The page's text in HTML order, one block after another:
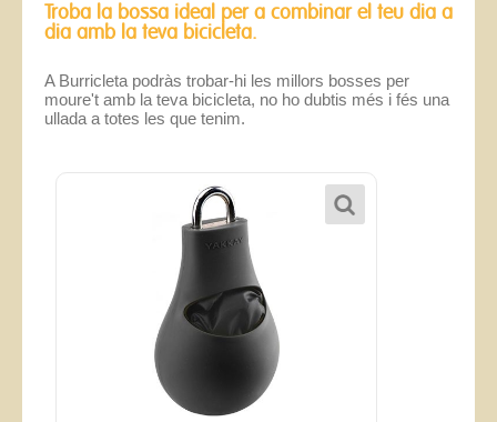
Troba la bossa ideal per a combinar el teu dia a
dia amb la teva bicicleta.
A Burricleta podràs trobar-hi les millors bosses per
moure't amb la teva bicicleta, no ho dubtis més i fés una
ullada a totes les que tenim.